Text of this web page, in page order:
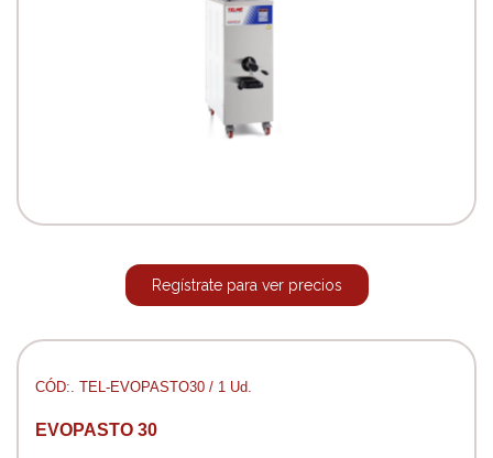
Regístrate para ver precios
CÓD:. TEL-EVOPASTO30 / 1 Ud.
EVOPASTO 30